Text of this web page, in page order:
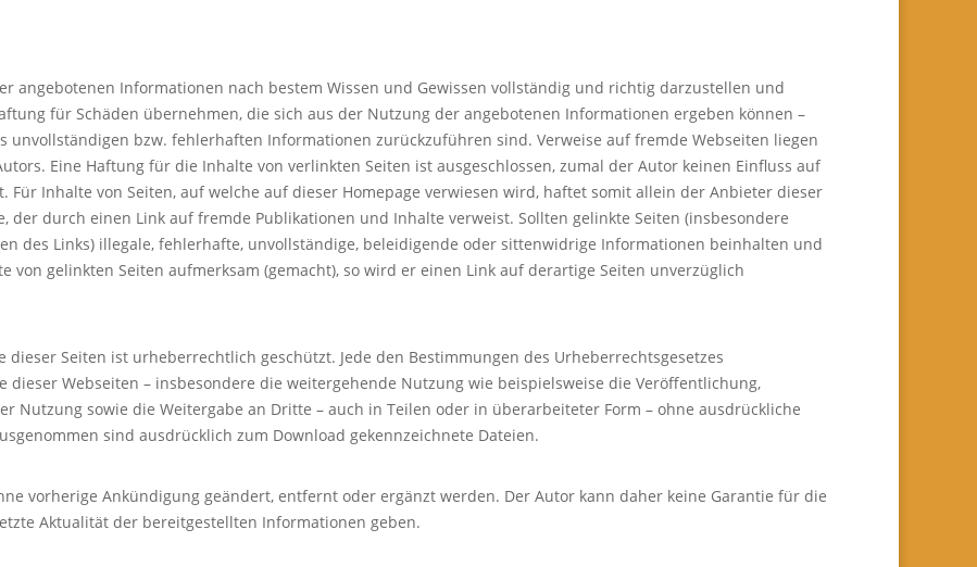
angebotenen Informationen nach bestem Wissen und Gewissen vollständig und richtig darzustellen und
für Schäden übernehmen, die sich aus der Nutzung der angebotenen Informationen ergeben können –
unvollständigen bzw. fehlerhaften Informationen zurückzuführen sind. Verweise auf fremde Webseiten liegen
Eine Haftung für die Inhalte von verlinkten Seiten ist ausgeschlossen, zumal der Autor keinen Einfluss auf
Für Inhalte von Seiten, auf welche auf dieser Homepage verwiesen wird, haftet somit allein der Anbieter dieser
der durch einen Link auf fremde Publikationen und Inhalte verweist. Sollten gelinkte Seiten (insbesondere
des Links) illegale, fehlerhafte, unvollständige, beleidigende oder sittenwidrige Informationen beinhalten und
gelinkten Seiten aufmerksam (gemacht), so wird er einen Link auf derartige Seiten unverzüglich
Seiten ist urheberrechtlich geschützt. Jede den Bestimmungen des Urheberrechtsgesetzes
Webseiten – insbesondere die weitergehende Nutzung wie beispielsweise die Veröffentlichung,
Nutzung sowie die Weitergabe an Dritte – auch in Teilen oder in überarbeiteter Form – ohne ausdrückliche
sind ausdrücklich zum Download gekennzeichnete Dateien.
vorherige Ankündigung geändert, entfernt oder ergänzt werden. Der Autor kann daher keine Garantie für die
Aktualität der bereitgestellten Informationen geben.